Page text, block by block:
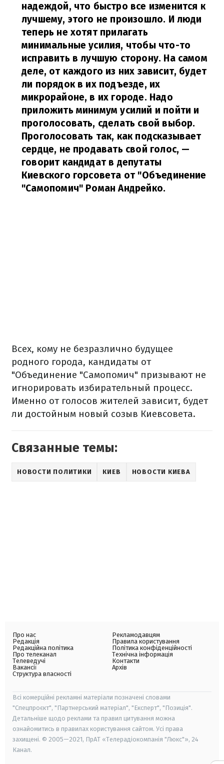
надеждой, что быстро все изменится к
лучшему, этого не произошло. И люди
теперь не хотят прилагать
минимальные усилия, чтобы что-то
исправить в лучшую сторону. На самом
деле, от каждого из них зависит, будет
ли порядок в их подъезде, их
микрорайоне, в их городе. Надо
приложить минимум усилий и пойти и
проголосовать, сделать свой выбор.
Проголосовать так, как подсказывает
сердце, не продавать свой голос, —
говорит кандидат в депутаты
Киевского горсовета от "Объединение
"Самопомич" Роман Андрейко.
Всех, кому не безразлично будущее
родного города, кандидаты от
"Объединение "Самопомич" призывают не
игнорировать избирательный процесс.
Именно от голосов жителей зависит, будет
ли достойным новый созыв Киевсовета.
Связанные темы:
НОВОСТИ ПОЛИТИКИ КИЕВ НОВОСТИ КИЕВА
Про нас
Редакція
Редакційна політика
Про телеканал
Телеведучі
Вакансії
Структура власності
Рекламодавцям
Правила користування
Політика конфіденційності
Технічна інформація
Контакти
Архів
Всі комерційні рекламні матеріали позначені словами
"Спецпроєкт", "Партнерський матеріал", "Експерт", "Позиція".
Детальніше щодо реклами та правил цитування можна
ознайомитись в правилах користування сайтом. Усі права
захищені. © 2005—2021, ПрАТ «Телерадіокомпанія "Люкс"», 24
Канал.